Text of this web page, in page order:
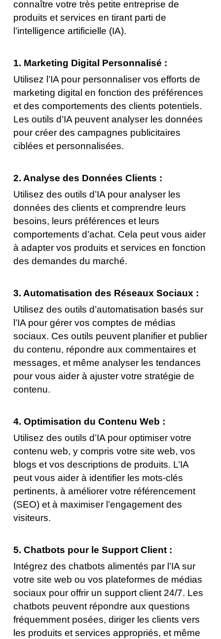
connaître votre très petite entreprise de
produits et services en tirant parti de
l’intelligence artificielle (IA).
1. Marketing Digital Personnalisé :
Utilisez l’IA pour personnaliser vos efforts de
marketing digital en fonction des préférences
et des comportements des clients potentiels.
Les outils d’IA peuvent analyser les données
pour créer des campagnes publicitaires
ciblées et personnalisées.
2. Analyse des Données Clients :
Utilisez des outils d’IA pour analyser les
données des clients et comprendre leurs
besoins, leurs préférences et leurs
comportements d’achat. Cela peut vous aider
à adapter vos produits et services en fonction
des demandes du marché.
3. Automatisation des Réseaux Sociaux :
Utilisez des outils d’automatisation basés sur
l’IA pour gérer vos comptes de médias
sociaux. Ces outils peuvent planifier et publier
du contenu, répondre aux commentaires et
messages, et même analyser les tendances
pour vous aider à ajuster votre stratégie de
contenu.
4. Optimisation du Contenu Web :
Utilisez des outils d’IA pour optimiser votre
contenu web, y compris votre site web, vos
blogs et vos descriptions de produits. L’IA
peut vous aider à identifier les mots-clés
pertinents, à améliorer votre référencement
(SEO) et à maximiser l’engagement des
visiteurs.
5. Chatbots pour le Support Client :
Intégrez des chatbots alimentés par l’IA sur
votre site web ou vos plateformes de médias
sociaux pour offrir un support client 24/7. Les
chatbots peuvent répondre aux questions
fréquemment posées, diriger les clients vers
les produits et services appropriés, et même